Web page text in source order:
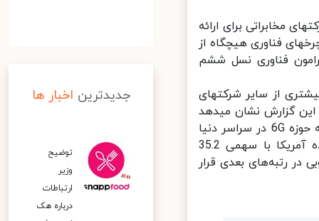
فناوری مخابراتی 5G با ورود خود به بازارهای تجاری، موجی از رقابت را بین شرکت‎های مخابراتی برای ارائه
خدمات و کسب سهم بیشتر از این بازار ایجاد کرد. اما همانطور که می‎دانید چرخ‎های فناوری هیچ‎گاه از
فناوری نسل ششم
بر اساس گزارش خبرگزاری ژاپنی Nikkei Asia، شرکت‎های چینی با سرعت بیشتری از سایر شرکت‎های
ثبت شده در دیگر کشورها برای ورود به عصر جدید ارتباطات تلاش می‌کنند. این گزارش نشان می‎دهد
که این شرکت‎ها موفق به کسب سهم 40.3 درصدی از کل پتنت‌های مربوط به حوزه 6G در سراسر دنیا
شده‎اند. در رتبه بعدی شرکت‎ها بر اساس اصالت ثبتی آنها، ایالات متحده آمریکا با سهمی 35.2
رتبه‌های بعدی قرار
جدیدترین اخبار ها
توضیح
وزیر
ارتباطات
درباره هک